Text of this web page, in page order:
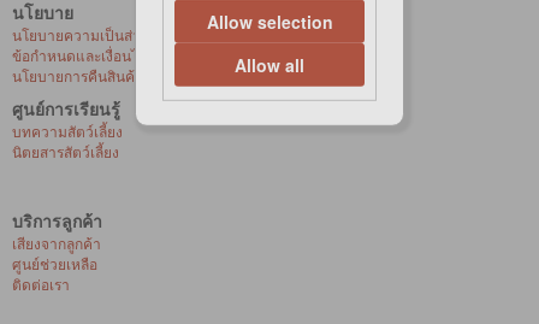
นโยบาย
นโยบายความเป็นส่วนตัว
ข้อกำหนดและเงื่อนไขการซื้อสินค้าออนไลน์
นโยบายการคืนสินค้าและการเปลี่ยนสินค้า
ศูนย์การเรียนรู้
บทความสัตว์เลี้ยง
นิตยสารสัตว์เลี้ยง
บริการลูกค้า
เสียงจากลูกค้า
ศูนย์ช่วยเหลือ
ติดต่อเรา
Allow selection
Allow all